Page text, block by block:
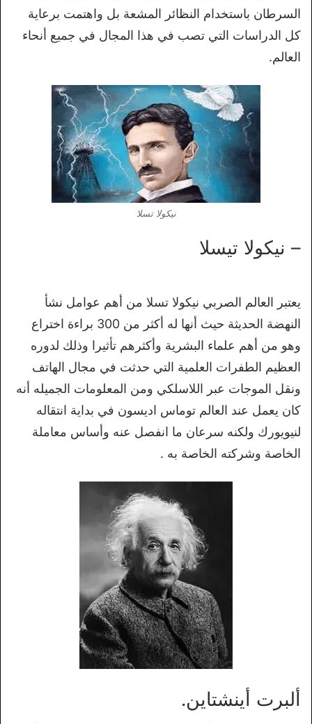
السرطان باستخدام النظائر المشعة بل واهتمت برعاية
كل الدراسات التي تصب في هذا المجال في جميع أنحاء
العالم.
نيكولا تسلا
– نيكولا تيسلا
يعتبر العالم الصربي نيكولا تسلا من أهم عوامل نشأ
النهضة الحديثة حيث أنها له أكثر من 300 براءة اختراع
وهو من أهم علماء البشرية وأكثرهم تأثيرا وذلك لدوره
العظيم الطفرات العلمية التي حدثت في مجال الهاتف
ونقل الموجات عبر اللاسلكي ومن المعلومات الجميله أنه
كان يعمل عند العالم توماس اديسون في بداية انتقاله
لنيويورك ولكنه سرعان ما انفصل عنه وأساس معاملة
الخاصة وشركته الخاصة به .
ألبرت أينشتاين.